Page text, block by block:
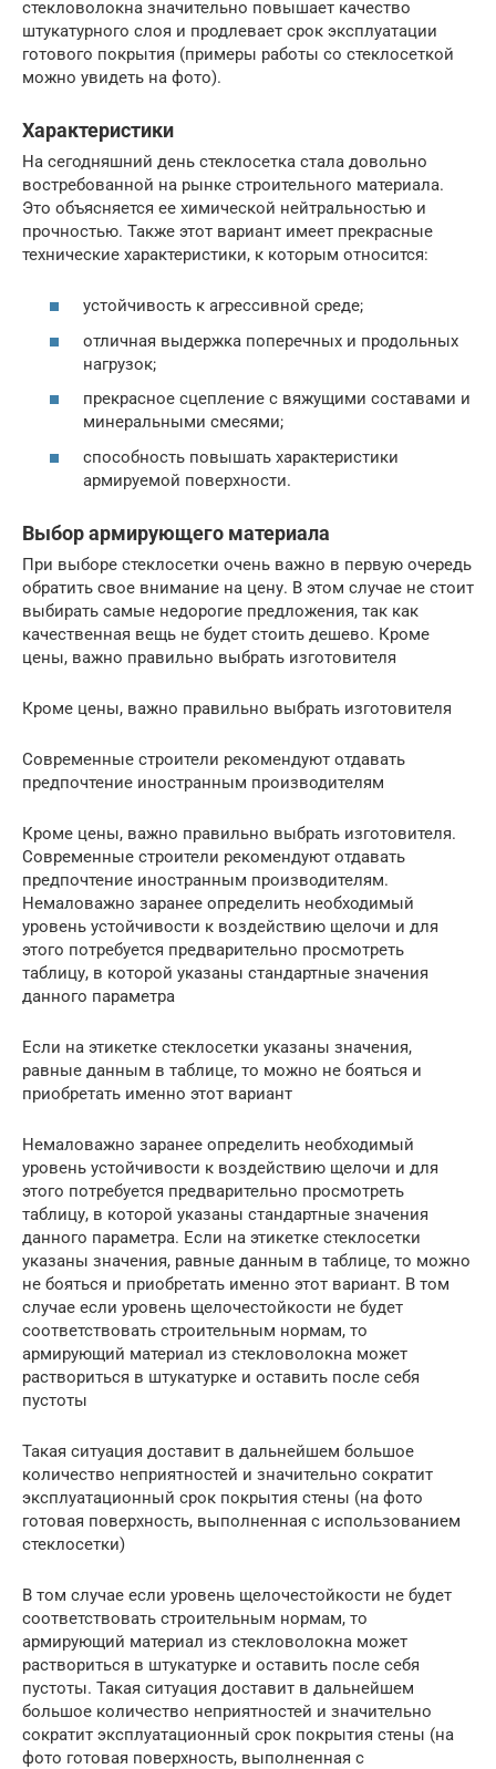
стекловолокна значительно повышает качество
штукатурного слоя и продлевает срок эксплуатации
готового покрытия (примеры работы со стеклосеткой
можно увидеть на фото).
Характеристики
На сегодняшний день стеклосетка стала довольно
востребованной на рынке строительного материала.
Это объясняется ее химической нейтральностью и
прочностью. Также этот вариант имеет прекрасные
технические характеристики, к которым относится:
устойчивость к агрессивной среде;
отличная выдержка поперечных и продольных
нагрузок;
прекрасное сцепление с вяжущими составами и
минеральными смесями;
способность повышать характеристики
армируемой поверхности.
Выбор армирующего материала
При выборе стеклосетки очень важно в первую очередь
обратить свое внимание на цену. В этом случае не стоит
выбирать самые недорогие предложения, так как
качественная вещь не будет стоить дешево. Кроме
цены, важно правильно выбрать изготовителя
Кроме цены, важно правильно выбрать изготовителя
Современные строители рекомендуют отдавать
предпочтение иностранным производителям
Кроме цены, важно правильно выбрать изготовителя.
Современные строители рекомендуют отдавать
предпочтение иностранным производителям.
Немаловажно заранее определить необходимый
уровень устойчивости к воздействию щелочи и для
этого потребуется предварительно просмотреть
таблицу, в которой указаны стандартные значения
данного параметра
Если на этикетке стеклосетки указаны значения,
равные данным в таблице, то можно не бояться и
приобретать именно этот вариант
Немаловажно заранее определить необходимый
уровень устойчивости к воздействию щелочи и для
этого потребуется предварительно просмотреть
таблицу, в которой указаны стандартные значения
данного параметра. Если на этикетке стеклосетки
указаны значения, равные данным в таблице, то можно
не бояться и приобретать именно этот вариант. В том
случае если уровень щелочестойкости не будет
соответствовать строительным нормам, то
армирующий материал из стекловолокна может
раствориться в штукатурке и оставить после себя
пустоты
Такая ситуация доставит в дальнейшем большое
количество неприятностей и значительно сократит
эксплуатационный срок покрытия стены (на фото
готовая поверхность, выполненная с использованием
стеклосетки)
В том случае если уровень щелочестойкости не будет
соответствовать строительным нормам, то
армирующий материал из стекловолокна может
раствориться в штукатурке и оставить после себя
пустоты. Такая ситуация доставит в дальнейшем
большое количество неприятностей и значительно
сократит эксплуатационный срок покрытия стены (на
фото готовая поверхность, выполненная с